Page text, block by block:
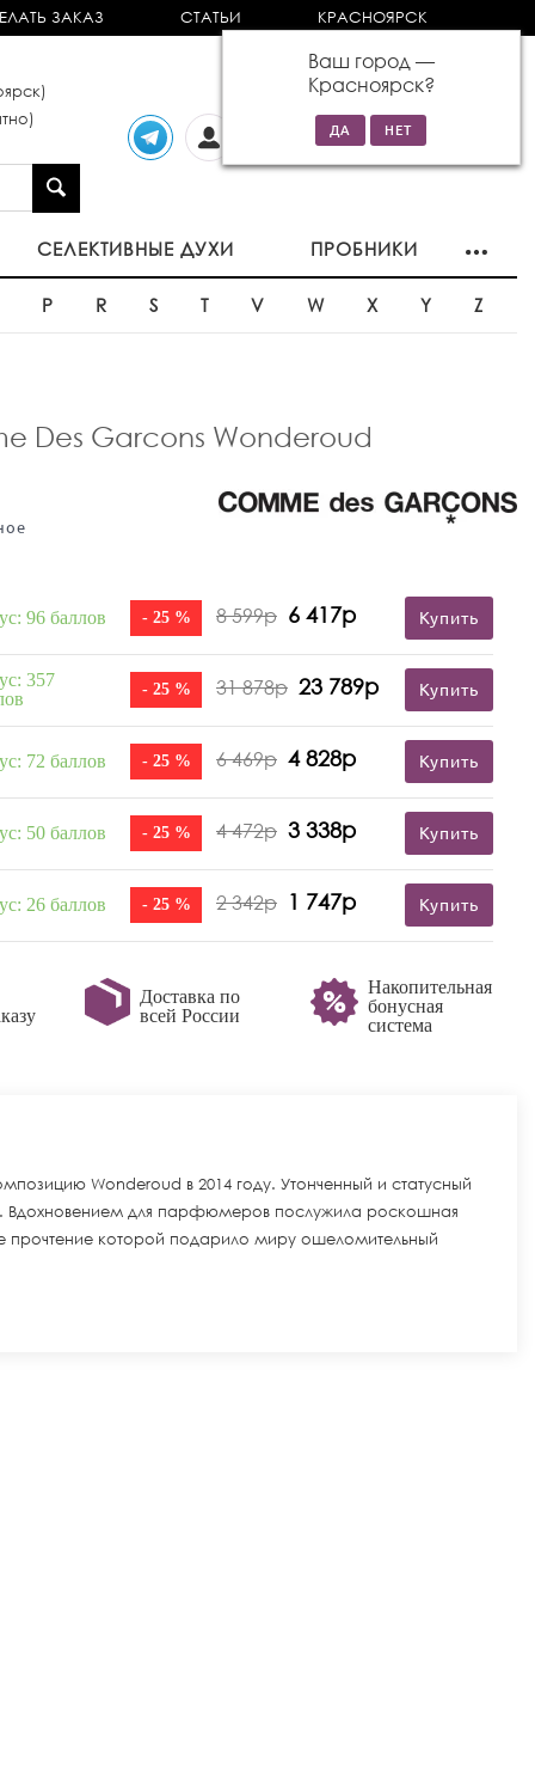
ЗАКАЗ СТАТЬИ КРАСНОЯРСК
Ваш город —
Красноярск?
0 товаров
на сумму 0р
СЕЛЕКТИВНЫЕ ДУХИ ПРОБНИКИ
P R S T V W X Y Z
Des Garcons Wonderoud
96 баллов - 25 % 8 599р 6 417р Купить
357
- 25 % 31 878р 23 789р Купить
72 баллов - 25 % 6 469р 4 828р Купить
50 баллов - 25 % 4 472р 3 338р Купить
26 баллов - 25 % 2 342р 1 747р Купить
Доставка по
всей России
Накопительная
бонусная
система
Wonderoud в 2014 году. Утонченный и статусный
Вдохновением для парфюмеров послужила роскошная
прочтение которой подарило миру ошеломительный